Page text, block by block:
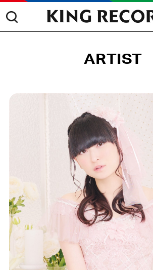
ARTIST